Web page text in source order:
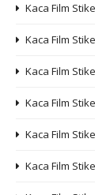
Kaca Film
Kaca Film
Kaca Film
Kaca Film
Kaca Film
Kaca Film